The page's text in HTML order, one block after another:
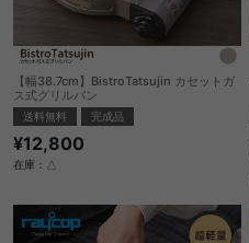
【幅38.7cm】BistroTatsujin カセットガ
ス式グリルパン
送料無料 完成品
¥12,800
在庫：△